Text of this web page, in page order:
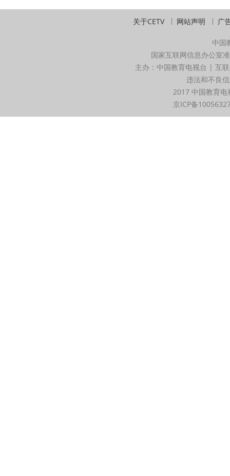
关于CETV 网站声明 广
中国
国家互联网信息办公室
主办：中国教育电视台 | 互
违法和不良
2017 中国教育
京ICP备